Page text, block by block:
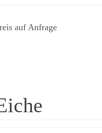
auf Anfrage